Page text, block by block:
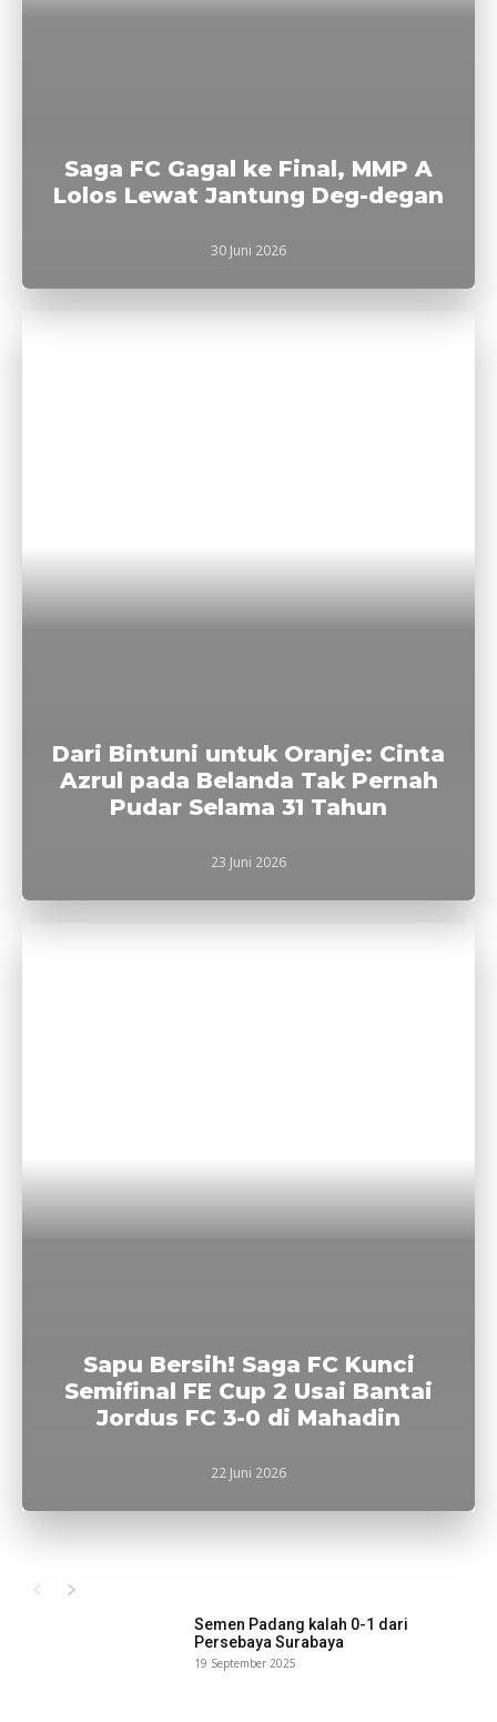
Saga FC Gagal ke Final, MMP A
Lolos Lewat Jantung Deg-degan
30 Juni 2026
Dari Bintuni untuk Oranje: Cinta
Azrul pada Belanda Tak Pernah
Pudar Selama 31 Tahun
23 Juni 2026
Sapu Bersih! Saga FC Kunci
Semifinal FE Cup 2 Usai Bantai
Jordus FC 3-0 di Mahadin
22 Juni 2026
Semen Padang kalah 0-1 dari
Persebaya Surabaya
19 September 2025